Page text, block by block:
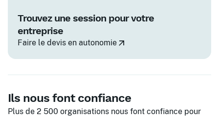
Trouvez une session pour votre
entreprise
Faire le devis en autonomie
Ils nous font confiance
Plus de 2 500 organisations nous font confiance pour